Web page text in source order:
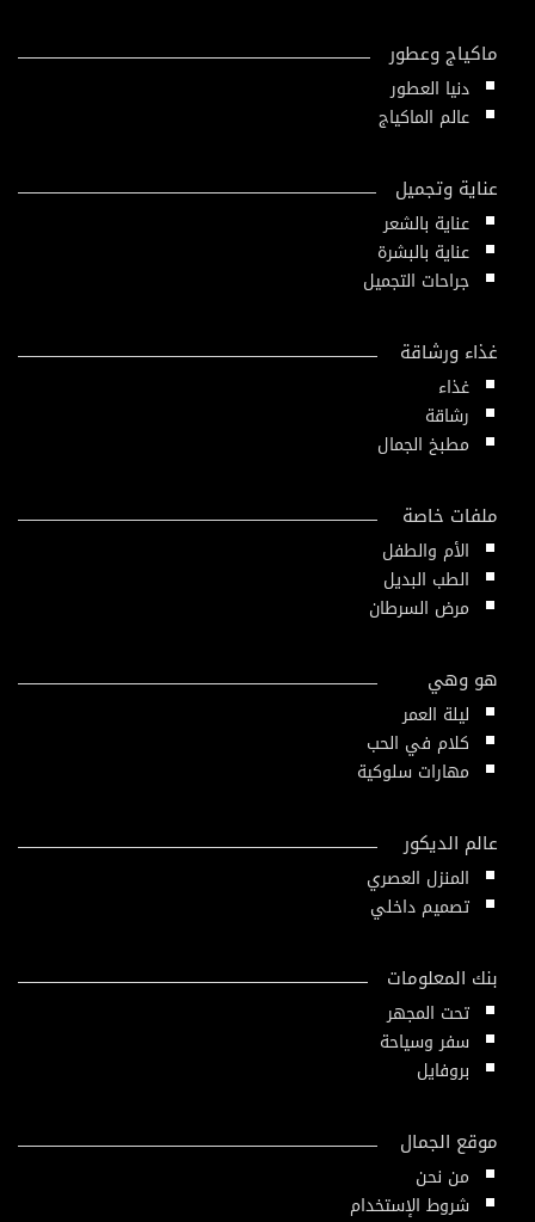
ماكياج وعطور
دنيا العطور
عالم الماكياج
عناية وتجميل
عناية بالشعر
عناية بالبشرة
جراحات التجميل
غذاء ورشاقة
غذاء
رشاقة
مطبخ الجمال
ملفات خاصة
الأم والطفل
الطب البديل
مرض السرطان
هو وهي
ليلة العمر
كلام في الحب
مهارات سلوكية
عالم الديكور
المنزل العصري
تصميم داخلي
بنك المعلومات
تحت المجهر
سفر وسياحة
بروفايل
موقع الجمال
من نحن
شروط الإستخدام